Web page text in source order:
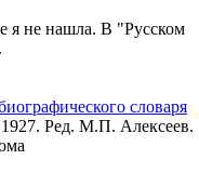
я не нашла. В "Русском
словаря
Ред. М.П. Алексеев.